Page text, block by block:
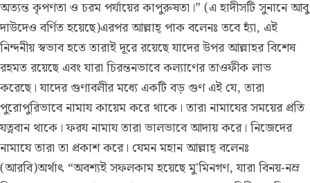
অত্যন্ত কৃপণতা ও চরম পর্যায়ের কাপুরুষতা।” (এ হাদীসটি সুনানে আবু
দাউদেও বর্ণিত হয়েছে)এরপর আল্লাহ্ পাক বলেনঃ তবে হ্যাঁ, এই
নিন্দনীয় স্বভাব হতে তারাই দূরে রয়েছে যাদের উপর আল্লাহর বিশেষ
রহমত রয়েছে এবং যারা চিরন্তনভাবে কল্যাণের তাওফীক লাভ
করেছে। যাদের গুণাবলীর মধ্যে একটি বড় গুণ এই যে, তারা
পুরোপুরিভাবে নামায কায়েম করে থাকে। তারা নামাযের সময়ের প্রতি
যত্নবান থাকে। ফরয নামায তারা ভালভাবে আদায় করে। নিজেদের
নামাযে তারা তা প্রকাশ করে। যেমন মহান আল্লাহ্ বলেনঃ
(আরবি)অর্থাৎ “অবশ্যই সফলকাম হয়েছে মু'মিনগণ, যারা বিনয়-নম্র